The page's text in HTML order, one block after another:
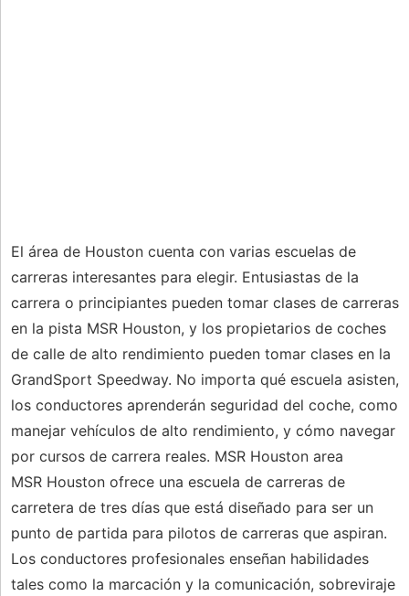
El área de Houston cuenta con varias escuelas de
carreras interesantes para elegir. Entusiastas de la
carrera o principiantes pueden tomar clases de carreras
en la pista MSR Houston, y los propietarios de coches
de calle de alto rendimiento pueden tomar clases en la
GrandSport Speedway. No importa qué escuela asisten,
los conductores aprenderán seguridad del coche, como
manejar vehículos de alto rendimiento, y cómo navegar
por cursos de carrera reales. MSR Houston area
MSR Houston ofrece una escuela de carreras de
carretera de tres días que está diseñado para ser un
punto de partida para pilotos de carreras que aspiran.
Los conductores profesionales enseñan habilidades
tales como la marcación y la comunicación, sobreviraje